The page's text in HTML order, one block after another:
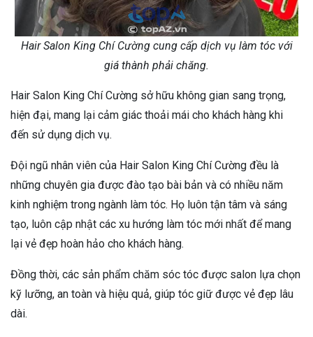
Hair Salon King Chí Cường cung cấp dịch vụ làm tóc với
giá thành phải chăng.
Hair Salon King Chí Cường sở hữu không gian sang trọng,
hiện đại, mang lại cảm giác thoải mái cho khách hàng khi
đến sử dụng dịch vụ.
Đội ngũ nhân viên của Hair Salon King Chí Cường đều là
những chuyên gia được đào tạo bài bản và có nhiều năm
kinh nghiệm trong ngành làm tóc. Họ luôn tận tâm và sáng
tạo, luôn cập nhật các xu hướng làm tóc mới nhất để mang
lại vẻ đẹp hoàn hảo cho khách hàng.
Đồng thời, các sản phẩm chăm sóc tóc được salon lựa chọn
kỹ lưỡng, an toàn và hiệu quả, giúp tóc giữ được vẻ đẹp lâu
dài.